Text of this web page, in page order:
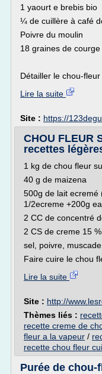
1 yaourt e brebis bio
¼ de cuillère à café
Poivre du moulin
18 graines de
Détailler le chou-fleur
Lire la suite
Site : https://
CHOU FLEUR
recettes
1 kg de chou fleur
40 g de maizena
500g de lait ecremé
1/2ecreme +200g
2 CC de concentré
2 CS de creme 15 %
sel, poivre, muscade.
Faire cuire le chou
Lire la suite
Site : http://
Thèmes liés :
recette creme de
fleur a la vapeur /
recette chou fleur
Purée de chou-